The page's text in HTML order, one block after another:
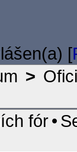
[
>
fór•